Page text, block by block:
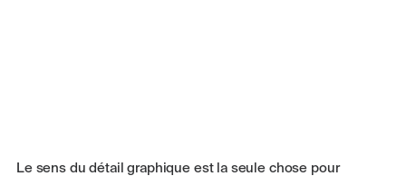
Le sens du détail graphique est la seule chose pour